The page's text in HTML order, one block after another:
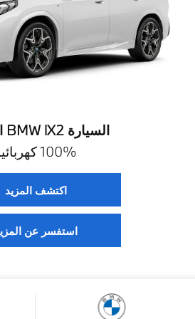
السيارة BMW iX2 الجديدة
100% كهربائية
اكتشف المزيد
استفسر عن المزيد